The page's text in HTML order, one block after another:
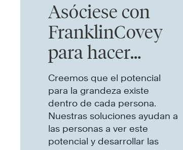
Asóciese con
FranklinCovey
para hacer
crecer a cada
persona
Creemos que el potencial
para la grandeza existe
dentro de cada persona.
Nuestras soluciones ayudan a
las personas a ver este
potencial y desarrollar las